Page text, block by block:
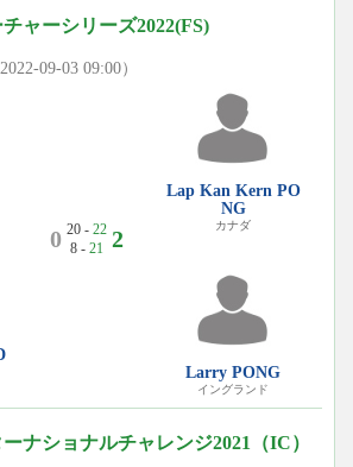
ャーシリーズ2022(FS)
2022-09-03 09:00）
0 20 - 22
8 - 21 2
Lap Kan Kern PO
NG
カナダ
Larry PONG
イングランド
ナショナルチャレンジ2021（IC）